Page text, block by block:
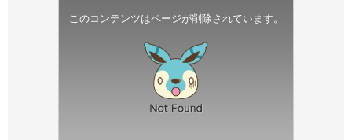
このコンテンツはページが削除されています。